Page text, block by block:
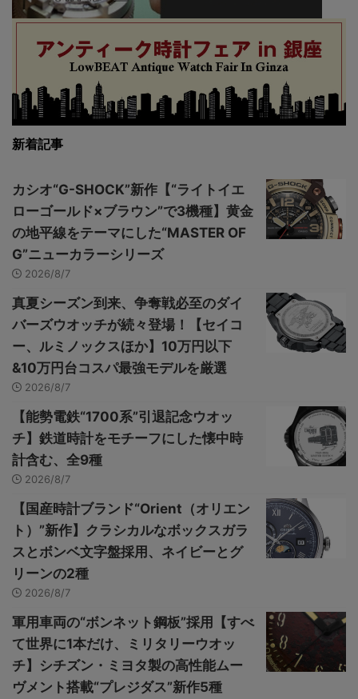
新着記事
カシオ“G-SHOCK”新作【“ライトイエ
ローゴールド×ブラウン”で3機種】黄金
の地平線をテーマにした“MASTER OF
G”ニューカラーシリーズ
2026/8/7
真夏シーズン到来、争奪戦必至のダイ
バーズウオッチが続々登場！【セイコ
ー、ルミノックスほか】10万円以下
&10万円台コスパ最強モデルを厳選
2026/8/7
【能勢電鉄“1700系”引退記念ウオッ
チ】鉄道時計をモチーフにした懐中時
計含む、全9種
2026/8/7
【国産時計ブランド“Orient（オリエン
ト）”新作】クラシカルなボックスガラ
スとボンベ文字盤採用、ネイビーとグ
リーンの2種
2026/8/7
軍用車両の“ボンネット鋼板”採用【すべ
て世界に1本だけ、ミリタリーウオッ
チ】シチズン・ミヨタ製の高性能ムー
ヴメント搭載“プレジダス”新作5種